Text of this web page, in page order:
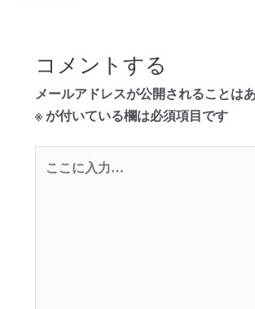
コメントする
メールアドレスが公開されることは
※が付いている欄は必須項目です